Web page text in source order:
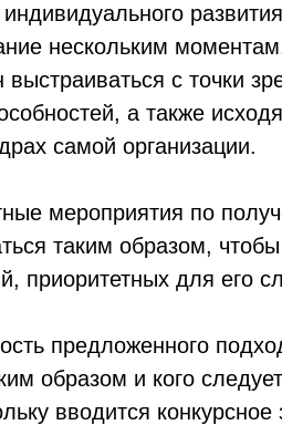
нескольким
с точки
а также
самой организации.
мероприятия по
таким образом, чтобы
приоритетных для его
предложенного
образом и кого
вводится